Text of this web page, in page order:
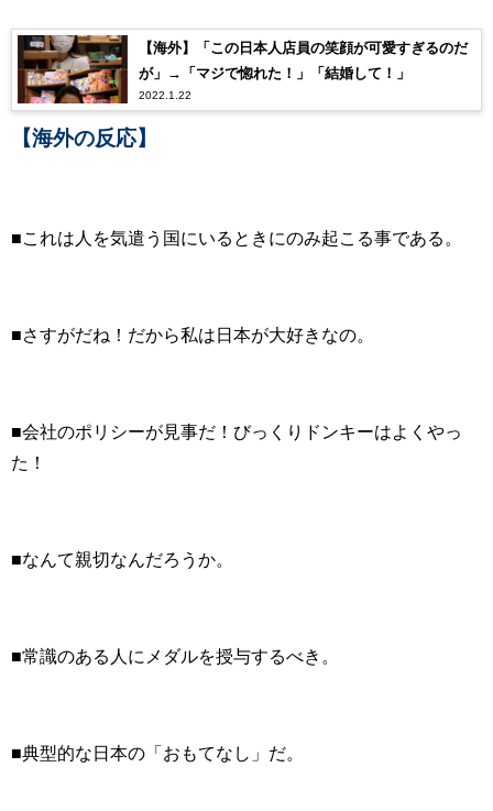
【海外】「この日本人店員の笑顔が可愛すぎるのだ
が」→「マジで惚れた！」「結婚して！」
2022.1.22
【海外の反応】
■これは 人を気遣う国にいるときにのみ起こる事である。
■さすがだね！だから私は日本が大好きなの。
■会社のポリシーが見事だ！びっくりドンキーはよくやっ
た！
■なんて親切なんだろうか。
■常識のある人にメダルを授与するべき。
■典型的な日本の「おもてなし」だ。